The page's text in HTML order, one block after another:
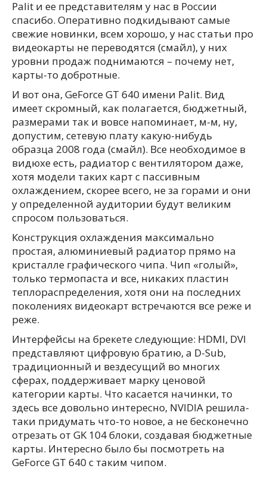
Palit и ее представителям у нас в России
спасибо. Оперативно подкидывают самые
свежие новинки, всем хорошо, у нас статьи про
видеокарты не переводятся (смайл), у них
уровни продаж поднимаются – почему нет,
карты-то добротные.
И вот она, GeForce GT 640 имени Palit. Вид
имеет скромный, как полагается, бюджетный,
размерами так и вовсе напоминает, м-м, ну,
допустим, сетевую плату какую-нибудь
образца 2008 года (смайл). Все необходимое в
видюхе есть, радиатор с вентилятором даже,
хотя модели таких карт с пассивным
охлаждением, скорее всего, не за горами и они
у определенной аудитории будут великим
спросом пользоваться.
Конструкция охлаждения максимально
простая, алюминиевый радиатор прямо на
кристалле графического чипа. Чип «голый»,
только термопаста и все, никаких пластин
теплораспределения, хотя они на последних
поколениях видеокарт встречаются все реже и
реже.
Интерфейсы на брекете следующие: HDMI, DVI
представляют цифровую братию, а D-Sub,
традиционный и вездесущий во многих
сферах, поддерживает марку ценовой
категории карты. Что касается начинки, то
здесь все довольно интересно, NVIDIA решила-
таки придумать что-то новое, а не бесконечно
отрезать от GK 104 блоки, создавая бюджетные
карты. Интересно было бы посмотреть на
GeForce GT 640 c таким чипом.